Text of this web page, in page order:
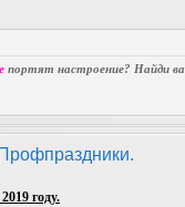
портят настроение? Найди
году.